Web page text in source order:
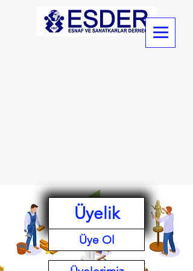
Üyelik
Üye Ol